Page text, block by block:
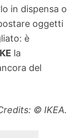
in dispensa o
oggetti
è
la
del
© IKEA.